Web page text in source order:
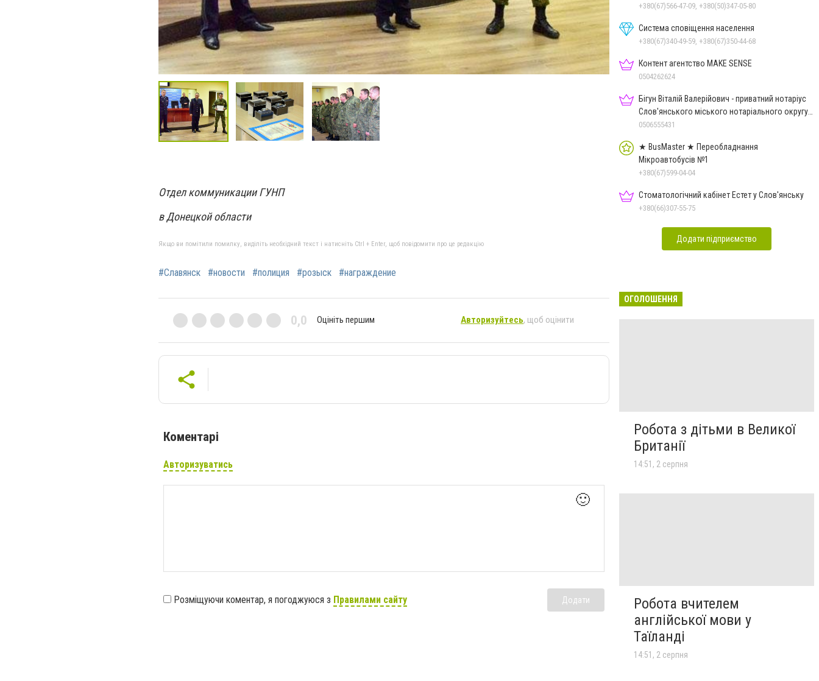
Отдел коммуникации ГУНП
в Донецкой области
Якщо ви помітили помилку, виділіть необхідний текст і натисніть Ctrl + Enter, щоб повідомити про це редакцію
#Славянск #новости #полиция #розыск #награждение
0,0 Оцініть першим Авторизуйтесь, щоб оцінити
Коментарі
Авторизуватись
🙂
Розміщуючи коментар, я погоджуюся з Правилами сайту Додати
+380(67)566-47-09, +380(50)347-05-80
Система сповіщення населення
+380(67)340-49-59, +380(67)350-44-68
Контент агентство MAKE SENSE
0504262624
Бігун Віталій Валерійович - приватний нотаріус
Слов'янського міського нотаріального округу
Дон.обл.
0506555431
★ BusMaster ★ Переобладнання
Мікроавтобусів №1
+380(67)599-04-04
Стоматологічний кабінет Естет у Слов'янську
+380(66)307-55-75
Додати підприємство
ОГОЛОШЕННЯ
Робота з дітьми в Великої
Британії
14:51, 2 серпня
Робота вчителем
англійської мови у
Таїланді
14:51, 2 серпня